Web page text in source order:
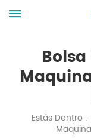
Estás Dentro :